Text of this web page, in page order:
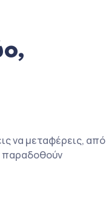
να μεταφέρεις, από
παραδοθούν